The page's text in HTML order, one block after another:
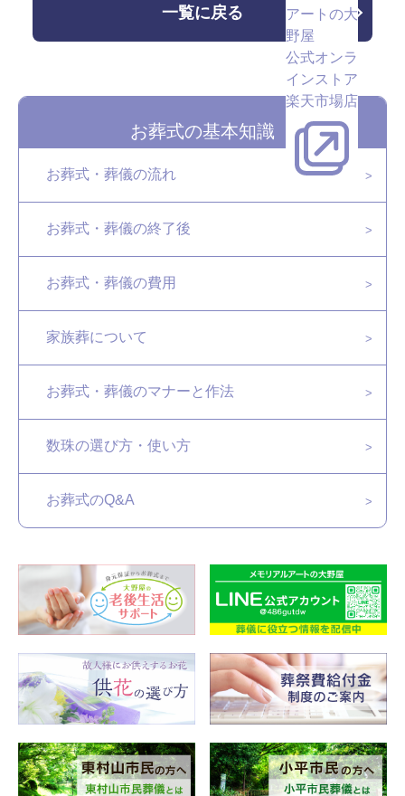
アートの大
野屋
公式オンラ
インストア
楽天市場店
一覧に戻る
お葬式の基本知識
お葬式・葬儀の流れ
お葬式・葬儀の終了後
お葬式・葬儀の費用
家族葬について
お葬式・葬儀のマナーと作法
数珠の選び方・使い方
お葬式のQ&A